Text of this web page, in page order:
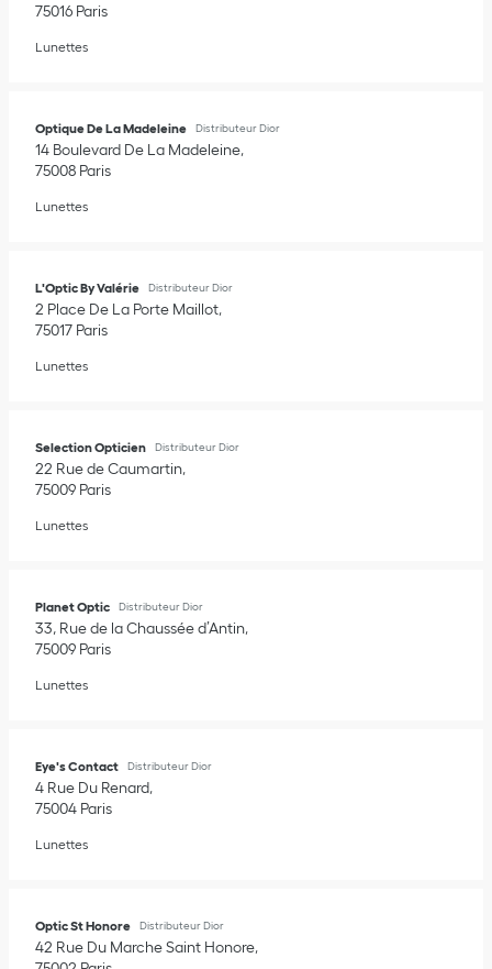
75016 Paris
Lunettes
Optique De La Madeleine Distributeur Dior
14 Boulevard De La Madeleine
75008 Paris
Lunettes
L'Optic By Valérie Distributeur Dior
2 Place De La Porte Maillot
75017 Paris
Lunettes
Selection Opticien Distributeur Dior
22 Rue de Caumartin
75009 Paris
Lunettes
Planet Optic Distributeur Dior
33, Rue de la Chaussée d’Antin
75009 Paris
Lunettes
Eye's Contact Distributeur Dior
4 Rue Du Renard
75004 Paris
Lunettes
Optic St Honore Distributeur Dior
42 Rue Du Marche Saint Honore